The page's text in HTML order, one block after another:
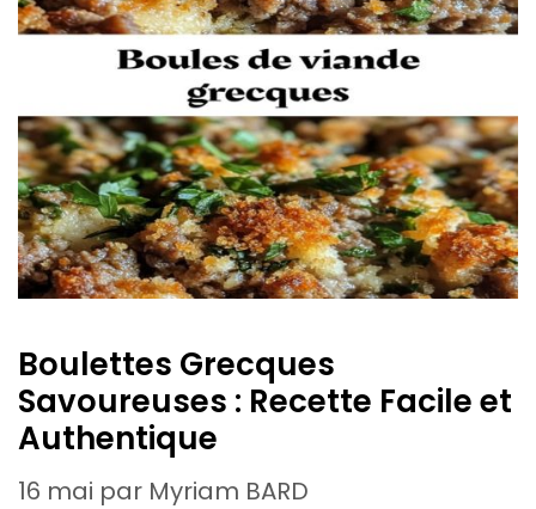
Boulettes Grecques
Savoureuses : Recette Facile et
Authentique
16 mai par Myriam BARD